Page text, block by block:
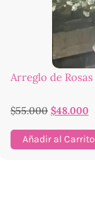
Arreglo de Rosas
$55.000 $48.000
Añadir al Carrito